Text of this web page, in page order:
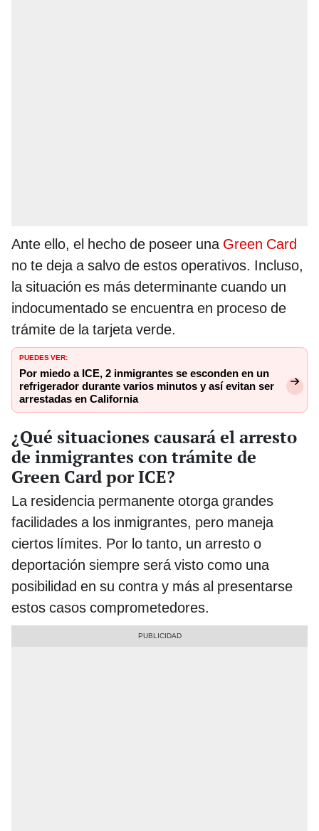
Ante ello, el hecho de poseer una Green Card
no te deja a salvo de estos operativos. Incluso,
la situación es más determinante cuando un
indocumentado se encuentra en proceso de
trámite de la tarjeta verde.
PUEDES VER:
Por miedo a ICE, 2 inmigrantes se esconden en un
refrigerador durante varios minutos y así evitan ser
arrestadas en California
¿Qué situaciones causará el arresto
de inmigrantes con trámite de
Green Card por ICE?
La residencia permanente otorga grandes
facilidades a los inmigrantes, pero maneja
ciertos límites. Por lo tanto, un arresto o
deportación siempre será visto como una
posibilidad en su contra y más al presentarse
estos casos comprometedores.